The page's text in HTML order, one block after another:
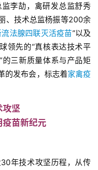
李劼，禽研发总监舒秀
、技术总监杨振等200余
法腺四联灭活疫苗”以及
领先的“真核表达技术平
的三新质量体系与产品矩
的发布会，标志着家禽疫
攻坚
疫苗新纪元
年技术攻坚历程，从传